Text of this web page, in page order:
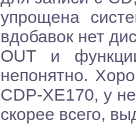
упрощена
вдобавок нет
OUT и
непонятно.
CDP-XE170, у
скорее всего,